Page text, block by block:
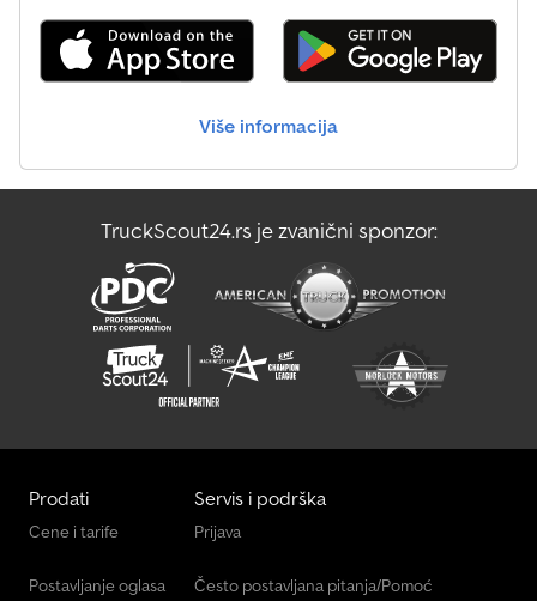
vas mogli primiti u najboljim uslovima! Naša kompanija,
specijalizovana za kupovinu i prodaju, ima poslovni prostor i
opremu na više od 100.000 m2 južno od Strazbura. U ponudi
rukovanje, poljoprivrednu opremu, teretna vozila, putnička i laka
Radujemo se vašoj poseti na adresi 17 Route d’Eschau, 67400
tresača: 1 Rok isporuke (u danima): 1
Više informacija
TruckScout24.rs je zvanični sponzor:
Prodati
Cene i tarife
Postavljanje oglasa
Servis i podrška
Prijava
Često postavljana pitanja/Pomoć